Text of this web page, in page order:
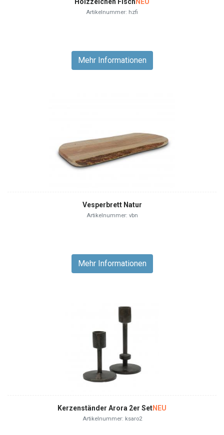
Artikelnummer: hzfi
Mehr Informationen
Vesperbrett Natur
Artikelnummer: vbn
Mehr Informationen
Kerzenständer Arora 2er SetNEU
Artikelnummer: ksaro2